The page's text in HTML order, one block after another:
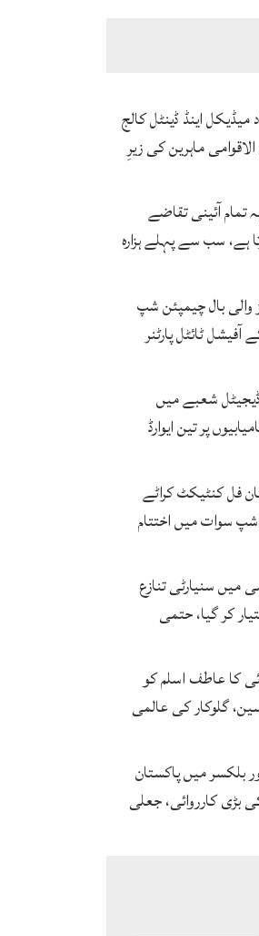
میڈیکل اینڈ ڈینٹل کالج
ماہرین کی زیرِ
پروگرام شروع
تمام آئینی تقاضے
ہے، سب سے پہلے ہزارہ
والی بال چیمپئن شپ
کے آفیشل ٹائٹل پارٹنر
ڈیجیٹل شعبے میں
پر تین ایوارڈ
فل کنٹیکٹ کراٹے
سوات میں اختتام
میں سنیارٹی تنازع
کر گیا، حتمی
کا عاطف اسلم کو
گلوکار کی عالمی
بلکسر میں پاکستان
بڑی کارروائی، جعلی